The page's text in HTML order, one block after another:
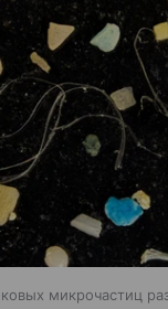
микрочастиц